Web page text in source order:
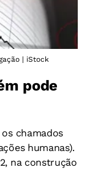
| iStock
pode
chamados
humanas).
na construção